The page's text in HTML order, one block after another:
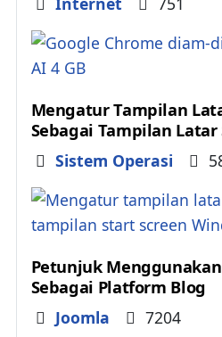
Mengatur Tampilan
Sebagai Tampilan Latar
Details
Sistem Operasi
Petunjuk Menggunakan
Sebagai Platform Blog
Details
Joomla 7204